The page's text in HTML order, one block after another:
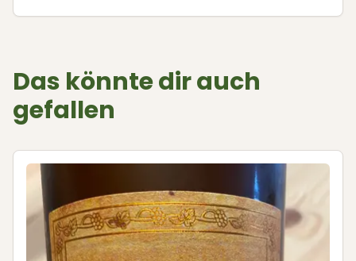
Das könnte dir auch
gefallen